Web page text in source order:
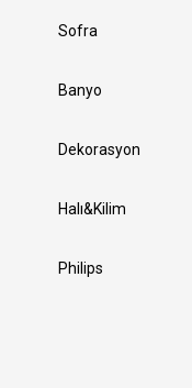
Sofra
Banyo
Dekorasyon
Halı&Kilim
Philips